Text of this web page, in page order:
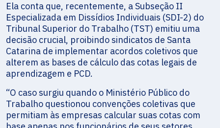
Ela conta que, recentemente, a Subseção II
Especializada em Dissídios Individuais (SDI-2) do
Tribunal Superior do Trabalho (TST) emitiu uma
decisão crucial, proibindo sindicatos de Santa
Catarina de implementar acordos coletivos que
alterem as bases de cálculo das cotas legais de
aprendizagem e PCD.
“O caso surgiu quando o Ministério Público do
Trabalho questionou convenções coletivas que
permitiam às empresas calcular suas cotas com